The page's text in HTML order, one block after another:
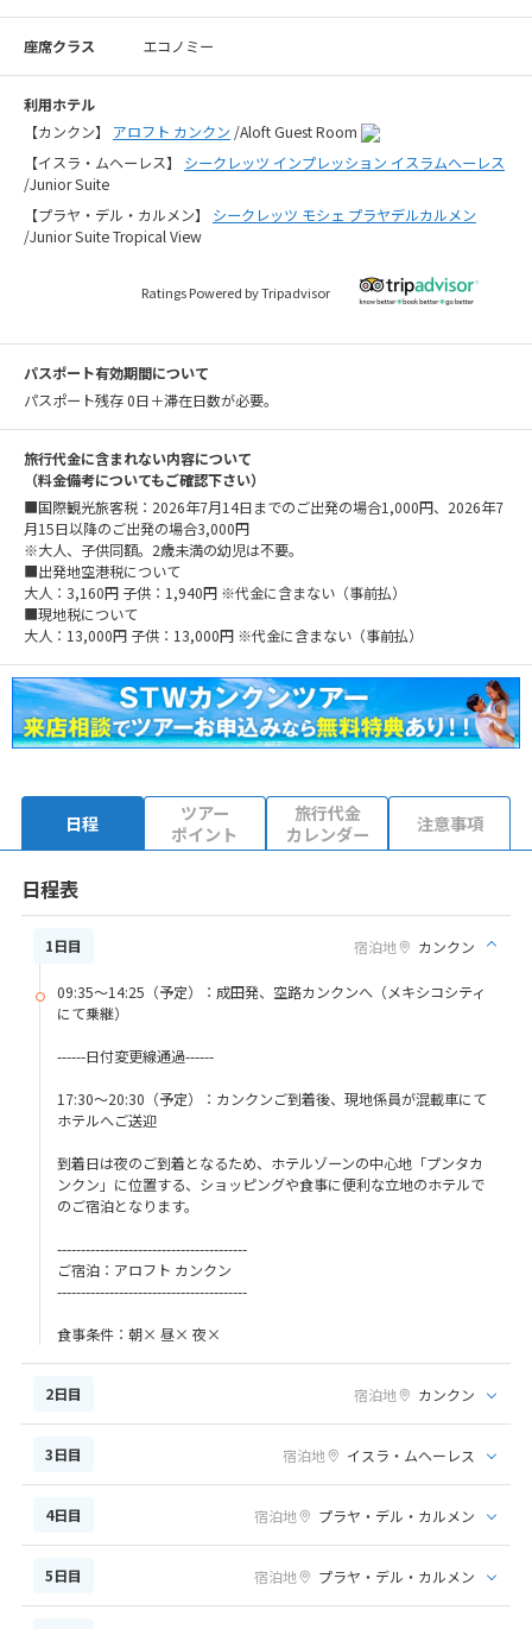
座席クラス エコノミー
利用ホテル
【カンクン】 アロフト カンクン /Aloft Guest Room
【イスラ・ムヘーレス】 シークレッツ インプレッション イスラムヘーレス
/Junior Suite
【プラヤ・デル・カルメン】 シークレッツ モシェ プラヤデルカルメン
/Junior Suite Tropical View
Ratings Powered by Tripadvisor
パスポート有効期間について
パスポート残存 0日＋滞在日数が必要。
旅行代金に含まれない内容について
（料金備考についてもご確認下さい）
■国際観光旅客税：2026年7月14日までのご出発の場合1,000円、2026年7
月15日以降のご出発の場合3,000円
※大人、子供同額。2歳未満の幼児は不要。
■出発地空港税について
大人：3,160円 子供：1,940円 ※代金に含まない（事前払）
■現地税について
大人：13,000円 子供：13,000円 ※代金に含まない（事前払）
日程
ツアー
ポイント
旅行代金
カレンダー
注意事項
日程表
1日目 宿泊地 カンクン
09:35～14:25（予定）：成田発、空路カンクンへ（メキシコシティ
にて乗継）
------日付変更線通過------
17:30～20:30（予定）：カンクンご到着後、現地係員が混載車にて
ホテルへご送迎
到着日は夜のご到着となるため、ホテルゾーンの中心地「プンタカ
ンクン」に位置する、ショッピングや食事に便利な立地のホテルで
のご宿泊となります。
----------------------------------------
ご宿泊：アロフト カンクン
----------------------------------------
食事条件：朝× 昼× 夜×
2日目 宿泊地 カンクン
3日目 宿泊地 イスラ・ムヘーレス
4日目 宿泊地 プラヤ・デル・カルメン
5日目 宿泊地 プラヤ・デル・カルメン